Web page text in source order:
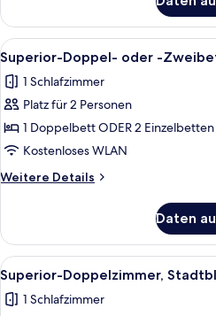
Einzelzimmer,
Stadtblick
Alle
Fotos
für
Superior-
Doppel-
oder
-
Zweibettzimmer
6
Superior-Doppel- oder -
1 Schlafzimmer
Platz für 2 Personen
1 Doppelbett ODER 2 Einzelbetten
Kostenloses WLAN
Weitere Details
Weitere
Doppel-
oder
-
Zweibettzimmer
Daten
Alle
Fotos
für
5
Superior-Doppelzimmer,
1 Schlafzimmer